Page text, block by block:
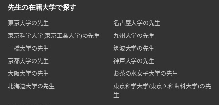
先生の在籍大学で探す
東京大学の先生
名古屋大学の先生
東京科学大学(東京工業大学)の先生
九州大学の先生
一橋大学の先生
筑波大学の先生
京都大学の先生
神戸大学の先生
大阪大学の先生
お茶の水女子大学の先生
北海道大学の先生
東京科学大学(東京医科歯科大学)の先
生